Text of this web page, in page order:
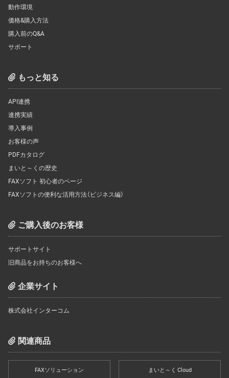
動作環境
価格&購入方法
購入前のQ&A
サポート
もっと知る
API連携
連携実績
導入事例
お客様の声
PDFカタログ
まいと～くの歴史
FAXソフト 初心者のページ
FAXソフトの便利な活用方法（ビジネス編）
ご購入後のお客様
サポートサイト
旧商品をお持ちのお客様へ
企業サイト
株式会社インターコム
関連商品
FAXソリューション まいと～く Cloud